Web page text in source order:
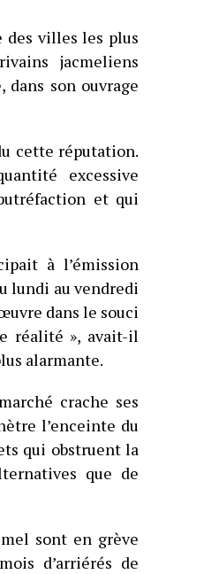
des villes les plus
jacmeliens
son ouvrage
cette réputation.
excessive
et qui
à l’émission
lundi au vendredi
dans le souci
réalité », avait-il
alarmante.
crache ses
l’enceinte du
qui obstruent la
que de
sont en grève
d’arriérés de